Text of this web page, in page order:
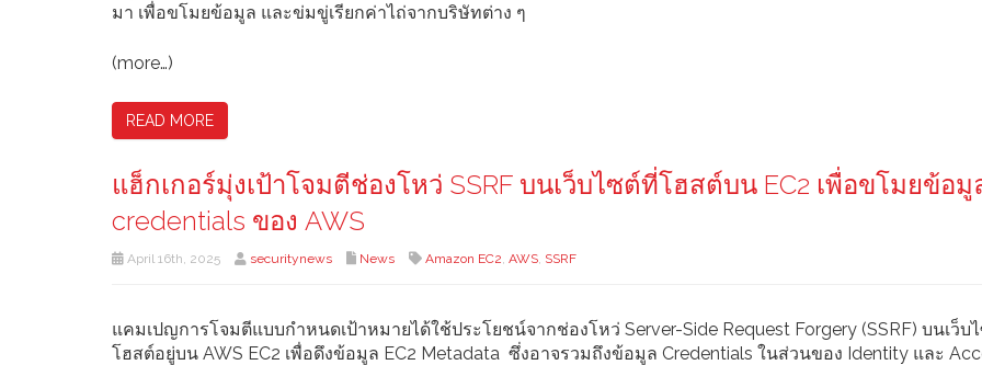
มา เพื่อขโมยข้อมูล และข่มขู่เรียกค่าไถ่จากบริษัทต่าง ๆ
(more…)
READ MORE
แฮ็กเกอร์มุ่งเป้าโจมตีช่องโหว่ SSRF บนเว็บไซต์ที่โฮสต์บน EC2 เพื่อขโมยข้อมู
credentials ของ AWS
April 16th, 2025 securitynews News Amazon EC2, AWS, SSRF
แคมเปญการโจมตีแบบกำหนดเป้าหมายได้ใช้ประโยชน์จากช่องโหว่ Server-Side Request Forgery (SSRF) บนเว็บ
โฮสต์อยู่บน AWS EC2 เพื่อดึงข้อมูล EC2 Metadata ซึ่งอาจรวมถึงข้อมูล Credentials ในส่วนของ Identity และ